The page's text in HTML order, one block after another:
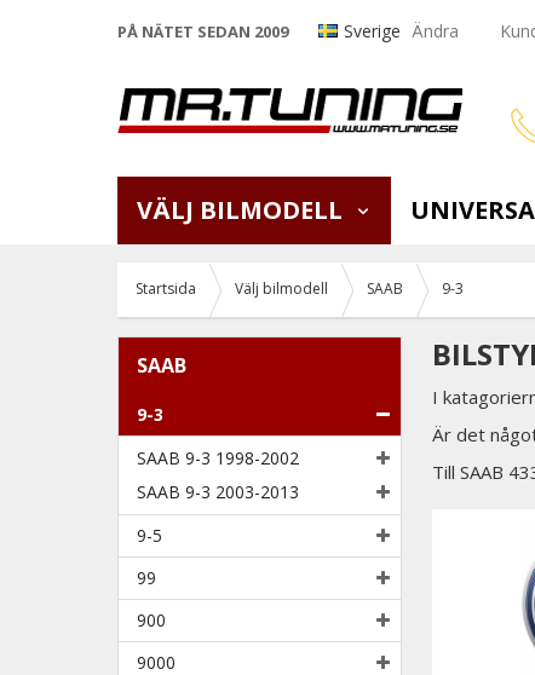
PÅ NÄTET SEDAN 2009 Sverige Ändra
VÄLJ BILMODELL
Startsida Välj bilmodell SAAB 9-3
SAAB
9-3
SAAB 9-3 1998-2002
SAAB 9-3 2003-2013
9-5
99
900
9000
I
Är det
Till SAAB